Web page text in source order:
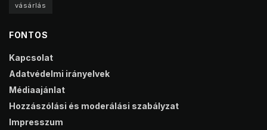
vásárlás
FONTOS
Kapcsolat
Adatvédelmi irányelvek
Médiaajánlat
Hozzászólási és moderálási szabályzat
Impresszum